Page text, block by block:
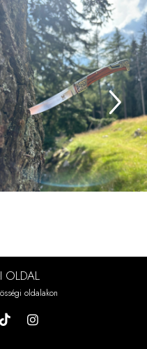
OLDAL
oldalakon